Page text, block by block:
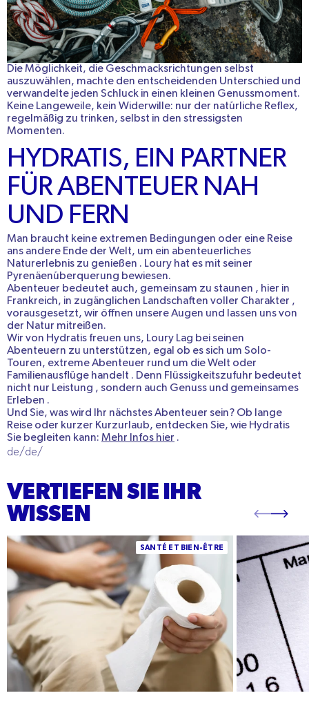
Die Möglichkeit, die Geschmacksrichtungen selbst
auszuwählen, machte den entscheidenden Unterschied und
verwandelte jeden Schluck in einen kleinen Genussmoment.
Keine Langeweile, kein Widerwille: nur der natürliche Reflex,
regelmäßig zu trinken, selbst in den stressigsten
Momenten.
HYDRATIS, EIN PARTNER
FÜR ABENTEUER NAH
UND FERN
Man braucht keine extremen Bedingungen oder eine Reise
ans andere Ende der Welt, um ein abenteuerliches
Naturerlebnis zu genießen . Loury hat es mit seiner
Pyrenäenüberquerung bewiesen.
Abenteuer bedeutet auch, gemeinsam zu staunen , hier in
Frankreich, in zugänglichen Landschaften voller Charakter ,
vorausgesetzt, wir öffnen unsere Augen und lassen uns von
der Natur mitreißen.
Wir von Hydratis freuen uns, Loury Lag bei seinen
Abenteuern zu unterstützen, egal ob es sich um Solo-
Touren, extremeAbenteuer rund um die Welt oder
Familienausflüge handelt . Denn Flüssigkeitszufuhr bedeutet
nicht nur Leistung , sondern auch Genuss und gemeinsames
Erleben .
Und Sie, was wird Ihr nächstes Abenteuer sein? Ob lange
Reise oder kurzer Kurzurlaub, entdecken Sie, wie Hydratis
Sie begleiten kann: Mehr Infos hier .
de/de/
VERTIEFEN SIE IHR
WISSEN
Quelle eau boire quand on est constipé ? Les
meilleures eaux pour relancer le transit et les
conseils pratiques
SANTÉ ET BIEN-ÊTRE
Manganèse :
sources et